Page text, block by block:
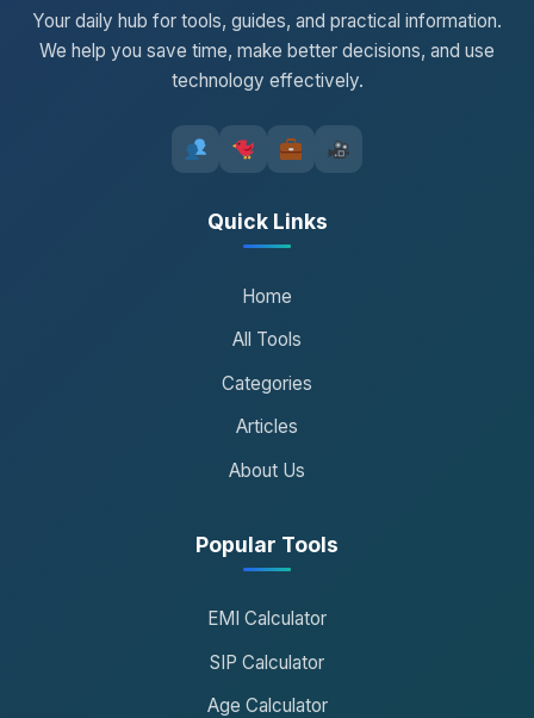
Your daily hub for tools, guides, and practical information.
We help you save time, make better decisions, and use
technology effectively.
Quick Links
Home
All Tools
Categories
Articles
About Us
Popular Tools
EMI Calculator
SIP Calculator
Age Calculator